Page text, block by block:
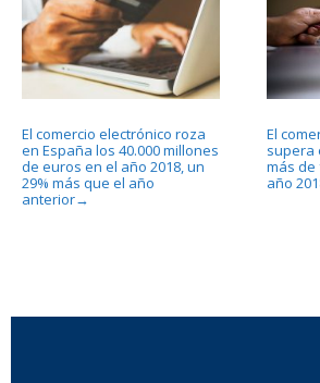
El comercio electrónico roza
en España los 40.000 millones
de euros en el año 2018, un
29% más que el año
anterior→
El
supera
más de
año